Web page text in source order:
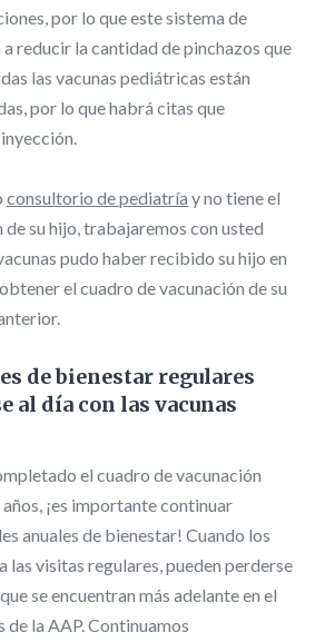
por lo que este sistema de
reducir la cantidad de pinchazos que
las vacunas pediátricas están
por lo que habrá citas que
consultorio de pediatría y no tiene el
su hijo, trabajaremos con usted
pudo haber recibido su hijo en
el cuadro de vacunación de su
de bienestar regulares
al día con las vacunas
el cuadro de vacunación
¡es importante continuar
anuales de bienestar! Cuando los
las visitas regulares, pueden perderse
se encuentran más adelante en el
de la AAP. Continuamos